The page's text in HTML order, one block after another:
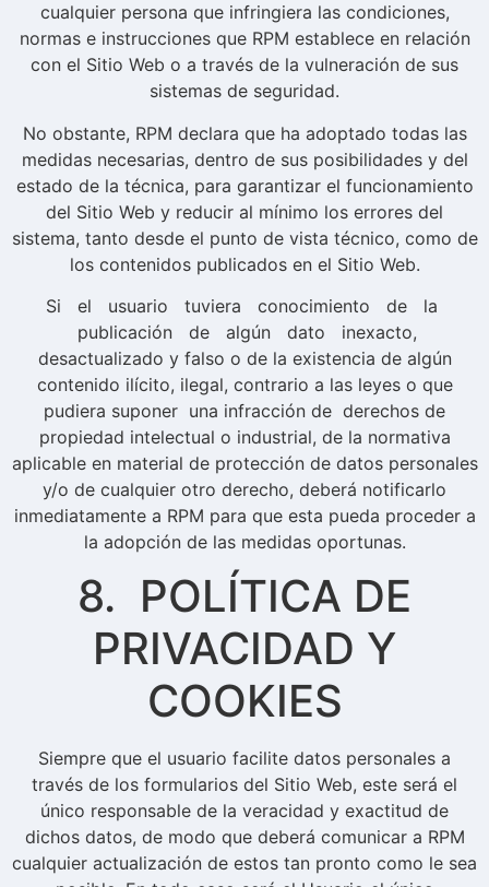
cualquier persona que infringiera las condiciones,
normas e instrucciones que RPM establece en relación
con el Sitio Web o a través de la vulneración de sus
sistemas de seguridad.
No obstante, RPM declara que ha adoptado todas las
medidas necesarias, dentro de sus posibilidades y del
estado de la técnica, para garantizar el funcionamiento
del Sitio Web y reducir al mínimo los errores del
sistema, tanto desde el punto de vista técnico, como de
los contenidos publicados en el Sitio Web.
Si el usuario tuviera conocimiento de la
publicación de algún dato inexacto,
desactualizado y falso o de la existencia de algún
contenido ilícito, ilegal, contrario a las leyes o que
pudiera suponer una infracción de derechos de
propiedad intelectual o industrial, de la normativa
aplicable en material de protección de datos personales
y/o de cualquier otro derecho, deberá notificarlo
inmediatamente a RPM para que esta pueda proceder a
la adopción de las medidas oportunas.
8. POLÍTICA DE
PRIVACIDAD Y
COOKIES
Siempre que el usuario facilite datos personales a
través de los formularios del Sitio Web, este será el
único responsable de la veracidad y exactitud de
dichos datos, de modo que deberá comunicar a RPM
cualquier actualización de estos tan pronto como le sea